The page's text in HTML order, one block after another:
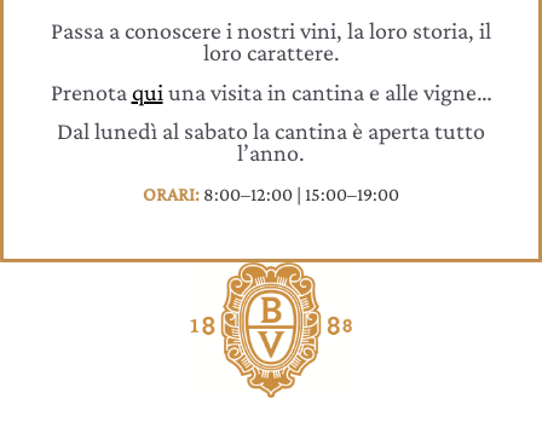
ORARI: 8:00–12:00 | 15:00–19:00
Passa a conoscere i nostri vini, la loro storia, il
loro carattere.
Prenota qui una visita in cantina e alle vigne…
Dal lunedì al sabato la cantina è aperta tutto
l’anno.